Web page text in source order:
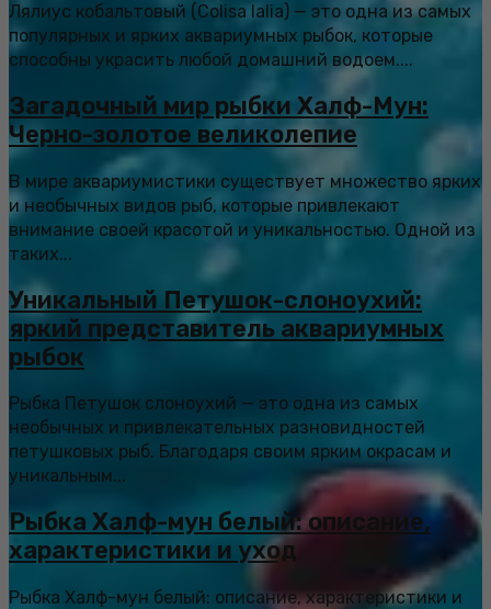
Лялиус кобальтовый (Colisa lalia) — это одна из самых
популярных и ярких аквариумных рыбок, которые
способны украсить любой домашний водоем....
Загадочный мир рыбки Халф-Мун:
Черно-золотое великолепие
В мире аквариумистики существует множество ярких
и необычных видов рыб, которые привлекают
внимание своей красотой и уникальностью. Одной из
таких...
Уникальный Петушок-слоноухий:
яркий представитель аквариумных
рыбок
Рыбка Петушок слоноухий — это одна из самых
необычных и привлекательных разновидностей
петушковых рыб. Благодаря своим ярким окрасам и
уникальным...
Рыбка Халф-мун белый: описание,
характеристики и уход
Рыбка Халф-мун белый: описание, характеристики и